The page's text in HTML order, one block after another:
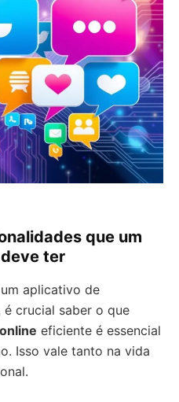
que um
ter
aplicativo de
é crucial saber o que
eficiente é essencial
Isso vale tanto na vida